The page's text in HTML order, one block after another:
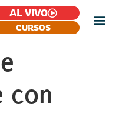
AL VIVO
CURSOS
con